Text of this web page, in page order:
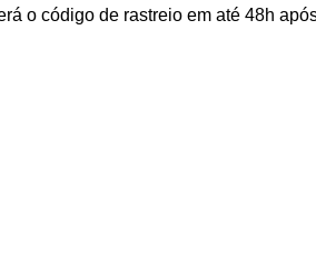
o código de rastreio em até 48h